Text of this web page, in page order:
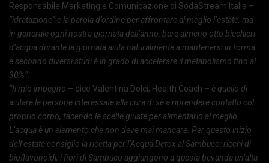
Responsabile Marketing e Comunicazione di SodaStream Italia –
“idratazione” è la parola d’ordine per affrontare al meglio l’estate, ma
in generale ogni nostra giornata dell’anno: bere almeno otto bicchieri
d’acqua durante la giornata aiuta naturalmente a mantenersi in forma
e secondo diversi studi è in grado di accelerare il metabolismo fino al
30%”.
“Il mio impegno – dice Valentina Dolci, Health Coach – è quello di
aiutare le persone interessate alla cura di sé a riprendere contatto col
proprio corpo, facendo le scelte giuste per alimentarlo al meglio.
L’acqua è un elemento che non deve mai mancare. Per questo inizio
dell’estate consiglio la ricetta per l’Acqua Detox al Sambuco: ricchi di
bioflavonoidi, i fiori di Sambuco aggiungono a questa bevanda un’alta